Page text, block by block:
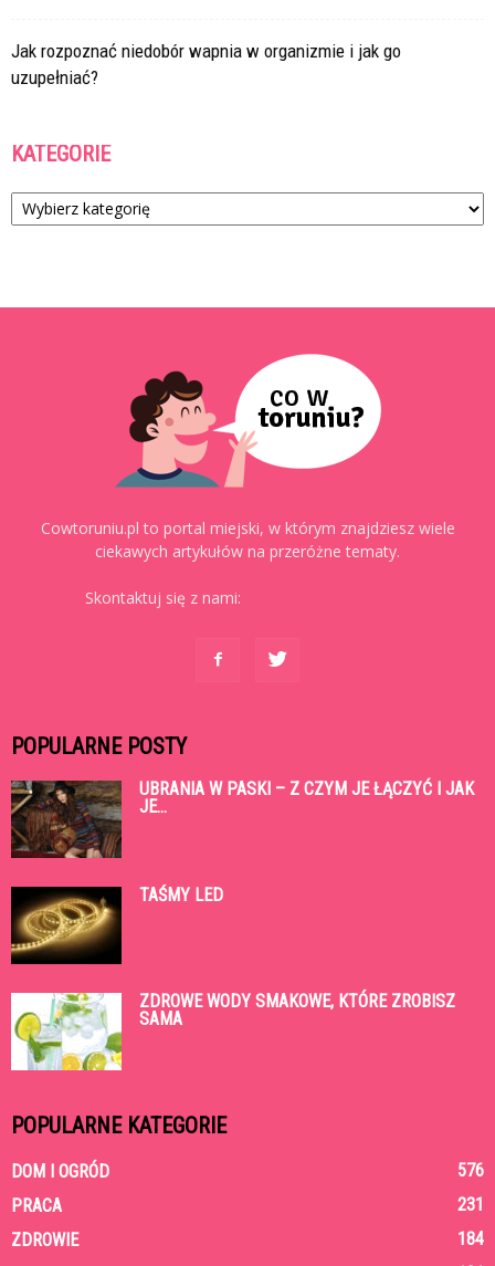
Jak rozpoznać niedobór wapnia w organizmie i jak go
uzupełniać?
KATEGORIE
Kategorie
Cowtoruniu.pl to portal miejski, w którym znajdziesz wiele
ciekawych artykułów na przeróżne tematy.
Skontaktuj się z nami:
POPULARNE POSTY
UBRANIA W PASKI – Z CZYM JE ŁĄCZYĆ I JAK
JE...
TAŚMY LED
ZDROWE WODY SMAKOWE, KTÓRE ZROBISZ
SAMA
POPULARNE KATEGORIE
DOM I OGRÓD
576
PRACA
231
ZDROWIE
184